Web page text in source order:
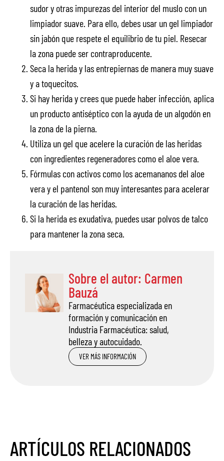
sudor y otras impurezas del interior del muslo con un
limpiador suave. Para ello, debes usar un gel limpiador
sin jabón que respete el equilibrio de tu piel. Resecar
la zona puede ser contraproducente.
Seca la herida y las entrepiernas de manera muy suave
y a toquecitos.
Si hay herida y crees que puede haber infección, aplica
un producto antiséptico con la ayuda de un algodón en
la zona de la pierna.
Utiliza un gel que acelere la curación de las heridas
con ingredientes regeneradores como el aloe vera.
Fórmulas con activos como los acemananos del aloe
vera y el pantenol son muy interesantes para acelerar
la curación de las heridas.
Si la herida es exudativa, puedes usar polvos de talco
para mantener la zona seca.
Sobre el autor: Carmen
Bauzá
Farmacéutica especializada en
formación y comunicación en
Industria Farmacéutica: salud,
belleza y autocuidado.
VER MÁS INFORMACIÓN
ARTÍCULOS RELACIONADOS